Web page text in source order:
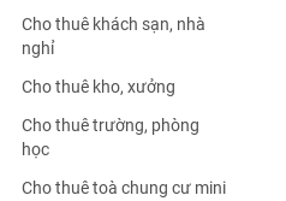
Cho thuê khách sạn, nhà
nghỉ
Cho thuê kho, xưởng
Cho thuê trường, phòng
học
Cho thuê toà chung cư mini